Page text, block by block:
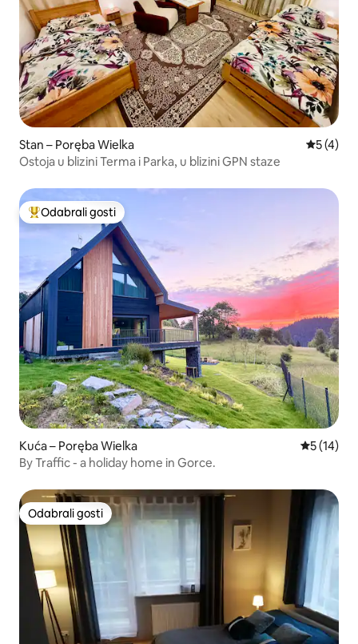
Stan – Poręba Wielka
5 (4)
Ostoja u blizini Terma i Parka, u blizini GPN staze
Među najviše rangiranima s oznakom „Odabrali gosti”
Odabrali gosti
Kuća – Poręba Wielka Prosječna
5 (14)
By Traffic - a holiday home in Gorce.
Odabrali gosti
Odabrali gosti